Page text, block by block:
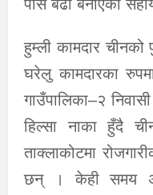
पास बढी बनाएका
हुम्ली कामदार चीनको
घरेलु कामदारका
गाउँपालिका–२
हिल्सा नाका हुँदै
ताक्लाकोटमा
छन् । केही समय